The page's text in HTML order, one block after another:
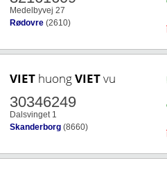
Medelbyvej 27
Rødovre (2610)
VIET huongVIETvu
30346249
Dalsvinget 1
Skanderborg (8660)